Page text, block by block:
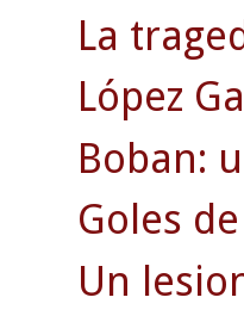
La
López
Boban:
Goles
Un